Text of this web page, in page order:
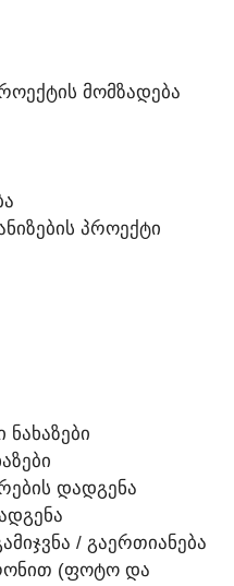
ᲛᲝᲛᲖᲐᲓᲔᲑᲐ
ᲞᲠᲝᲔᲥᲢᲘ
ᲜᲐᲮᲐᲖᲔᲑᲘ
ᲓᲐᲓᲒᲔᲜᲐ
/ ᲒᲐᲔᲠᲗᲘᲐᲜᲔᲑᲐ
(ᲤᲝᲢᲝ ᲓᲐ